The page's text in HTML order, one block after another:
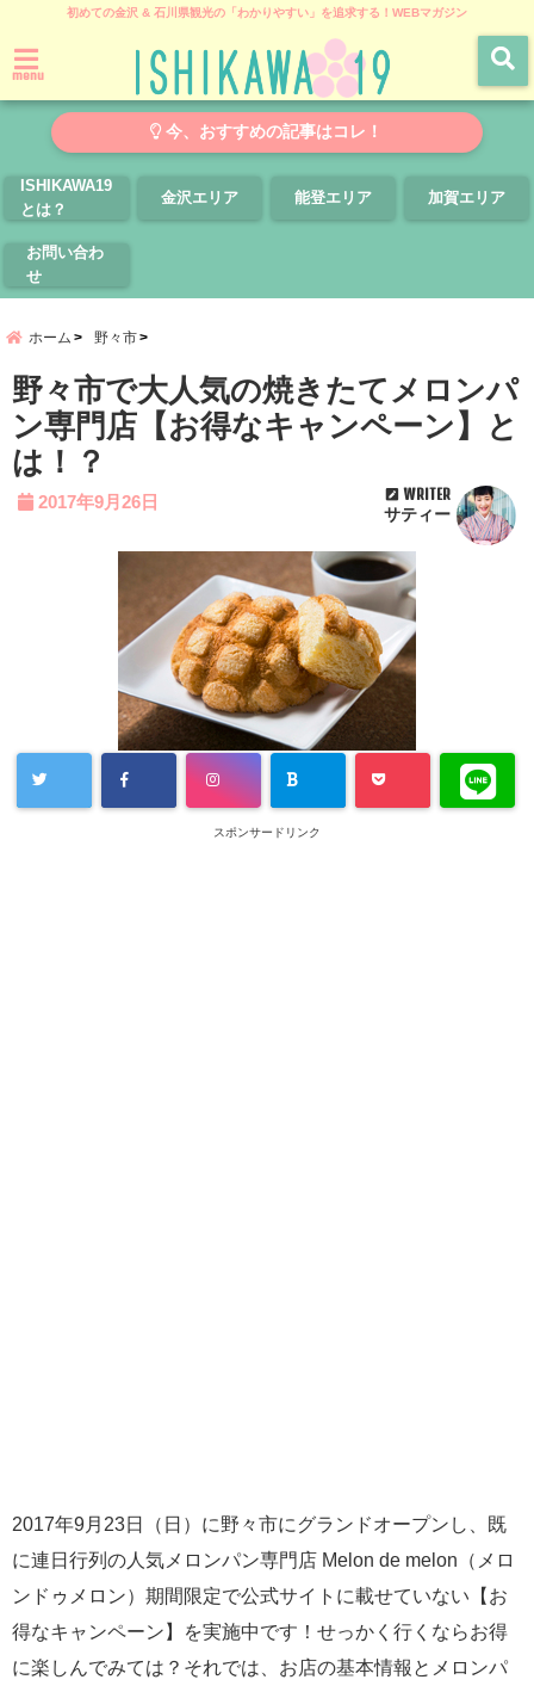
初めての金沢 & 石川県観光の「わかりやすい」を追求する！WEBマガジン
menu
今、おすすめの記事はコレ！
ISHIKAWA19
とは？
金沢エリア 能登エリア 加賀エリア
お問い合わ
せ
ホーム 野々市
野々市で大人気の焼きたてメロンパ
ン専門店【お得なキャンペーン】と
は！？
2017年9月26日 WRITER
サティー
スポンサードリンク
2017年9月23日（日）に野々市にグランドオープンし、既
に連日行列の人気メロンパン専門店 Melon de melon（メロ
ンドゥメロン）期間限定で公式サイトに載せていない【お
得なキャンペーン】を実施中です！せっかく行くならお得
に楽しんでみては？それでは、お店の基本情報とメロンパ